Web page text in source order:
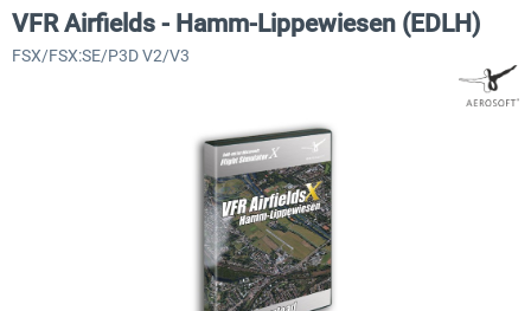
VFR Airfields - Hamm-Lippewiesen (EDLH)
FSX/FSX:SE/P3D V2/V3